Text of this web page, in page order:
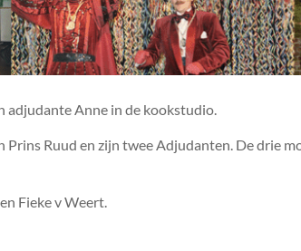
adjudante Anne in de kookstudio.
Ruud en zijn twee Adjudanten. De drie
Fieke v Weert.